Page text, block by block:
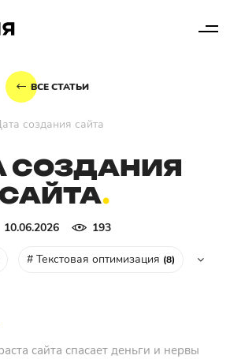
ВСЕ СТАТЬИ
создания сайта
СОЗДАНИЯ
САЙТА
10.06.2026 193
# Текстовая оптимизация (8)
сайта спасает деньги и нервы